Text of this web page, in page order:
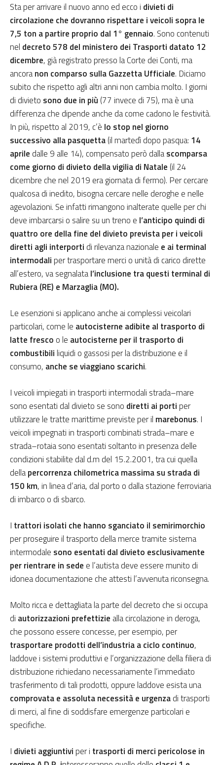
Sta per arrivare il nuovo anno ed ecco i divieti di
circolazione che dovranno rispettare i veicoli sopra le
7,5 ton a partire proprio dal 1° gennaio. Sono contenuti
nel decreto 578 del ministero dei Trasporti datato 12
dicembre, già registrato presso la Corte dei Conti, ma
ancoranon comparso sulla Gazzetta Ufficiale. Diciamo
subito che rispetto agli altri anni non cambia molto. I giorni
di divieto sono due in più (77 invece di 75), ma è una
differenza che dipende anche da come cadono le festività.
In più, rispetto al 2019, c’è lo stop nel giorno
successivo alla pasquetta(il martedì dopo pasqua: 14
aprile dalle 9 alle 14), compensato però dallascomparsa
come giorno di divieto della vigilia di Natale (il 24
dicembre che nel 2019 era giornata di fermo). Per cercare
qualcosa di inedito, bisogna cercare nelle deroghe e nelle
agevolazioni. Se infatti rimangono inalterate quelle per chi
deve imbarcarsi o salire su un treno e l’anticipo quindi di
quattro ore della fine del divieto prevista per i veicoli
diretti agli interporti di rilevanza nazionale e ai terminal
intermodaliper trasportare merci o unità di carico dirette
all’estero, va segnalatal’inclusione tra questi terminal di
Rubiera (RE) e Marzaglia (MO).
Le esenzioni si applicano anche ai complessi veicolari
particolari, come le autocisterne adibite al trasporto di
latte fresco o le autocisterne per il trasporto di
combustibililiquidi o gassosi per la distribuzione e il
consumo, anche se viaggiano scarichi.
I veicoli impiegati in trasporti intermodali strada–mare
sono esentati dal divieto se sono diretti ai portiper
utilizzare le tratte marittime previste per il marebonus. I
veicoli impegnati in trasporti combinati strada–mare e
strada–rotaia sono esentati soltanto in presenza delle
condizioni stabilite dal d.m del 15.2.2001, tra cui quella
dellapercorrenza chilometrica massima su strada di
150 km, in linea d’aria, dal porto o dalla stazione ferroviaria
di imbarco o di sbarco.
I trattori isolati che hanno sganciato il semirimorchio
per proseguire il trasporto della merce tramite sistema
intermodale sono esentati dal divieto esclusivamente
per rientrare in sede e l’autista deve essere munito di
idonea documentazione che attesti l’avvenuta riconsegna.
Molto ricca e dettagliata la parte del decreto che si occupa
di autorizzazioni prefettizie alla circolazione in deroga,
che possono essere concesse, per esempio, per
trasportare prodotti dell’industria a ciclo continuo,
laddove i sistemi produttivi e l’organizzazione della filiera di
distribuzione richiedano necessariamente l’immediato
trasferimento di tali prodotti, oppure laddove esista una
comprovata e assoluta necessità e urgenzadi trasporti
di merci, al fine di soddisfare emergenze particolari e
specifiche.
I divieti aggiuntiviper i trasporti di merci pericolose in